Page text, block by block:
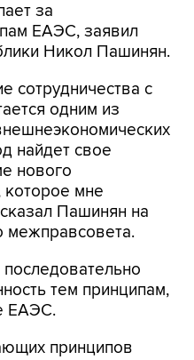
за
ЕАЭС, заявил
Никол Пашинян.
сотрудничества с
одним из
найдет свое
нового
которое мне
Пашинян на
межправсовета.
тем принципам,
ЕАЭС.
принципов